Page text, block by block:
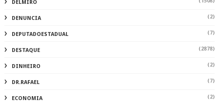
DELMIRO
DENUNCIA (2)
DEPUTADOESTADUAL (7)
DESTAQUE (2878)
DINHEIRO (2)
DR.RAFAEL (7)
ECONOMIA (2)